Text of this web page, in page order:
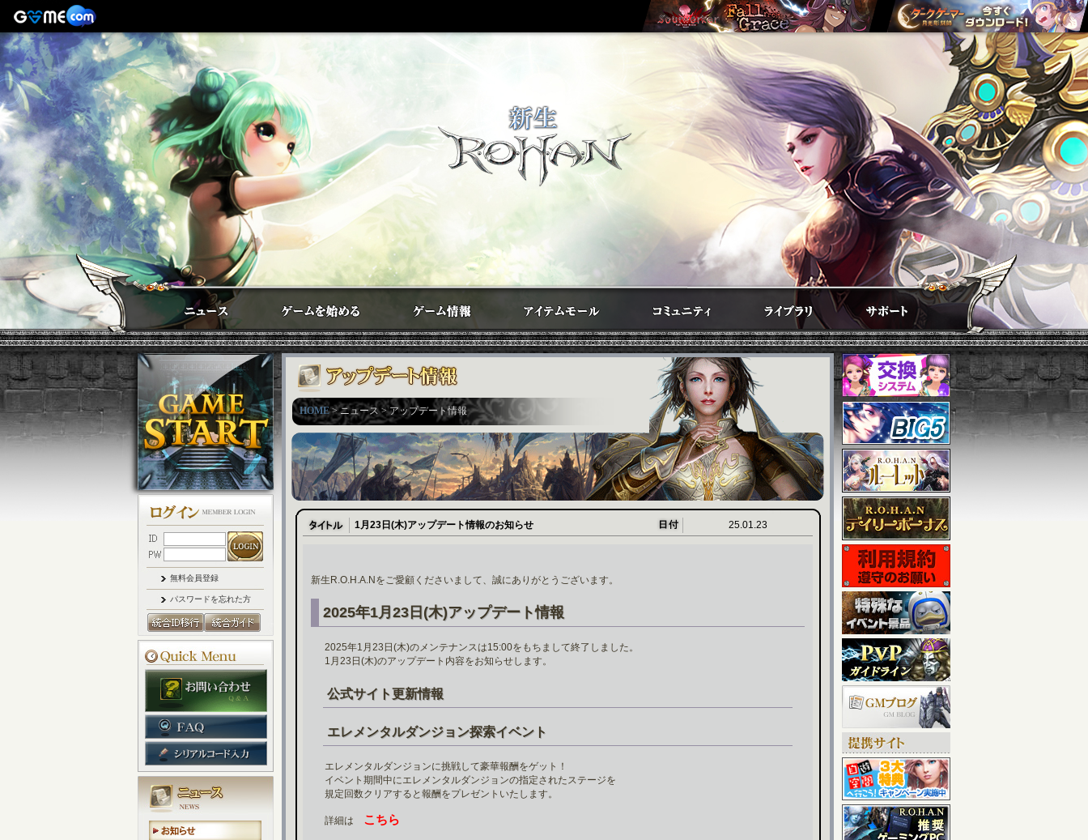
無料会員登録
パスワードを忘れた方
HOME> ニュース > アップデート情報
1月23日(木)アップデート情報のお知らせ 25.01.23
新生R.O.H.A.Nをご愛顧くださいまして、誠にありがとうございます。
2025年1月23日(木)アップデート情報
2025年1月23日(木)のメンテナンスは15:00をもちまして終了しました。
1月23日(木)のアップデート内容をお知らせします。
公式サイト更新情報
エレメンタルダンジョン探索イベント
エレメンタルダンジョンに挑戦して豪華報酬をゲット！
イベント期間中にエレメンタルダンジョンの指定されたステージを
規定回数クリアすると報酬をプレゼントいたします。
詳細は こちら